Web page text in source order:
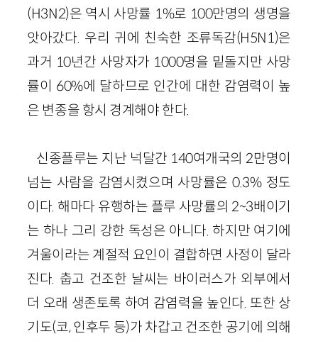
(H3N2)은 역시 사망률 1%로 100만명의 생명을
앗아갔다. 우리 귀에 친숙한 조류독감(H5N1)은
과거 10년간 사망자가 1000명을 밑돌지만 사망
률이 60%에 달하므로 인간에 대한 감염력이 높
은 변종을 항시 경계해야 한다.
신종플루는 지난 넉달간 140여개국의 2만명이
넘는 사람을 감염시켰으며 사망률은 0.3% 정도
이다. 해마다 유행하는 플루 사망률의 2~3배이기
는 하나 그리 강한 독성은 아니다. 하지만 여기에
겨울이라는 계절적 요인이 결합하면 사정이 달라
진다. 춥고 건조한 날씨는 바이러스가 외부에서
더 오래 생존토록 하여 감염력을 높인다. 또한 상
기도(코, 인후두 등)가 차갑고 건조한 공기에 의해